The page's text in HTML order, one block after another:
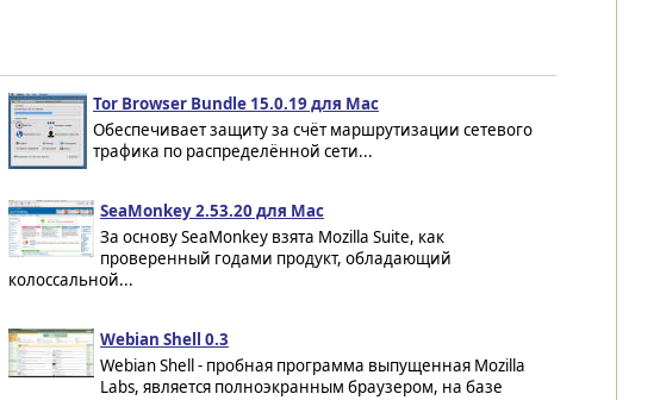
Tor Browser Bundle 15.0.19 для Mac
Обеспечивает защиту за счёт маршрутизации сетевого
трафика по распределённой сети...
SeaMonkey 2.53.20 для Mac
За основу SeaMonkey взята Mozilla Suite, как
проверенный годами продукт, обладающий
колоссальной...
Webian Shell 0.3
Webian Shell - пробная программа выпущенная Mozilla
Labs, является полноэкранным браузером, на базе